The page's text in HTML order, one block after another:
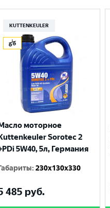
KUTTENKEULER
моторное
Sorotec 2
5W40, 5л, Германия
:230x130x330
485 руб.